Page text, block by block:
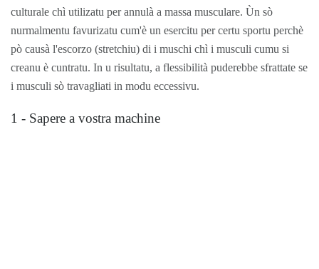
culturale chì utilizatu per annulà a massa musculare. Ùn sò
nurmalmentu favurizatu cum'è un esercitu per certu sportu perchè
pò causà l'escorzo (stretchiu) di i muschi chì i musculi cumu si
creanu è cuntratu. In u risultatu, a flessibilità puderebbe sfrattate se
i musculi sò travagliati in modu eccessivu.
1 - Sapere a vostra machine